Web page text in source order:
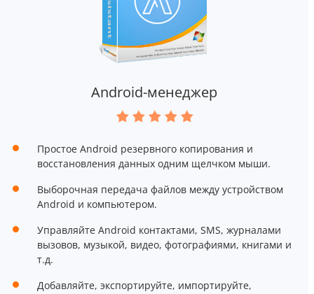
Android-менеджер
Простое Android резервного копирования и
восстановления данных одним щелчком мыши.
Выборочная передача файлов между устройством
Android и компьютером.
Управляйте Android контактами, SMS, журналами
вызовов, музыкой, видео, фотографиями, книгами и
т.д.
Добавляйте, экспортируйте, импортируйте,